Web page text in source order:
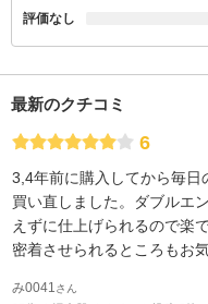
評価なし
最新のクチコミ
6
3,4年前に購入してから毎
買い直しました。ダブルエ
えずに仕上げられるので楽
密着させられるところもお
み0041さん